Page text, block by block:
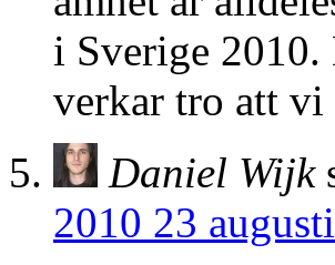
i Sverige
verkar tro att
Daniel Wijk
2010 23